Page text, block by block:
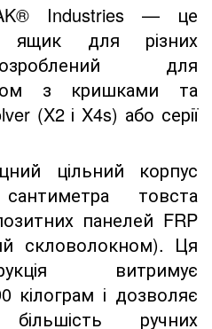
Industries — це
ящик для різних
для
з кришками та
(X2 і X4s) або серії
цільний корпус
товста
панелей FRP
скловолокном). Ця
витримує
кілограм і дозволяє
більшість ручних